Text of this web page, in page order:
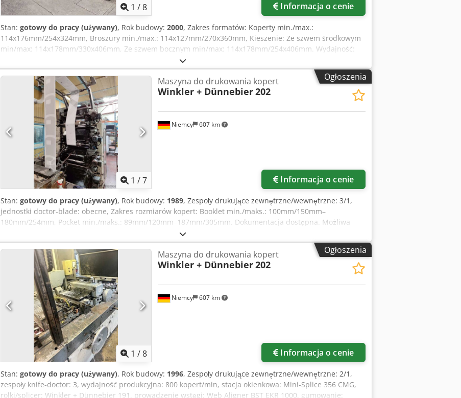
1 /8 Informacja o cenie
Stan: gotowy do pracy (używany), Rok budowy: 2000, Zakres formatów: Koperty min./max.:
114x176mm/254x324mm, Broszury min./max.: 114x127mm/270x360mm, Kieszenie: Ze szwem środkowym
min/max: 114x178mm/330x406mm, Ze szwem bocznym min/max: 114x178mm/254x406mm. Wydajność:
Dekstryna lub obieranie i uszczelnianie: 600/min, gumowanie lateksowe: 400/min. Dostępna
dokumentacja. Możliwa jest inspekcja na miejscu. Codpfx Adjv Rp R Usporf
Ogłoszenia
1 /7
Niemcy 607 km
Maszyna do drukowania kopert
Winkler + Dünnebier202
Informacja o cenie
Stan: gotowy do pracy (używany), Rok budowy: 1989, Zespoły drukujące zewnętrzne/wewnętrzne: 3/1,
jednostki doctor-blade: obecne, Zakres rozmiarów kopert: Booklet min./maks.: 100mm/150mm–
180mm/254mm, Pocket min./maks.: 89mm/120mm–187mm/305mm. Dokumentacja dostępna. Możliwa
Ogłoszenia
1 /8
Niemcy 607 km
Maszyna do drukowania kopert
Winkler + Dünnebier202
Informacja o cenie
Stan: gotowy do pracy (używany), Rok budowy: 1996, Zespoły drukujące zewnętrzne/wewnętrzne: 2/1,
zespoły knife-doctor: 3, wydajność produkcyjna: 800 kopert/min, stacja okienkowa: Mini-Splice 356 CMG,
rolki/splicer: Winkler + Dünnebier 191, prowadzenie wstęgi: Web Aligner BST EKR 1000, gumowanie: